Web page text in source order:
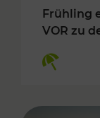
Frühling
VOR zu